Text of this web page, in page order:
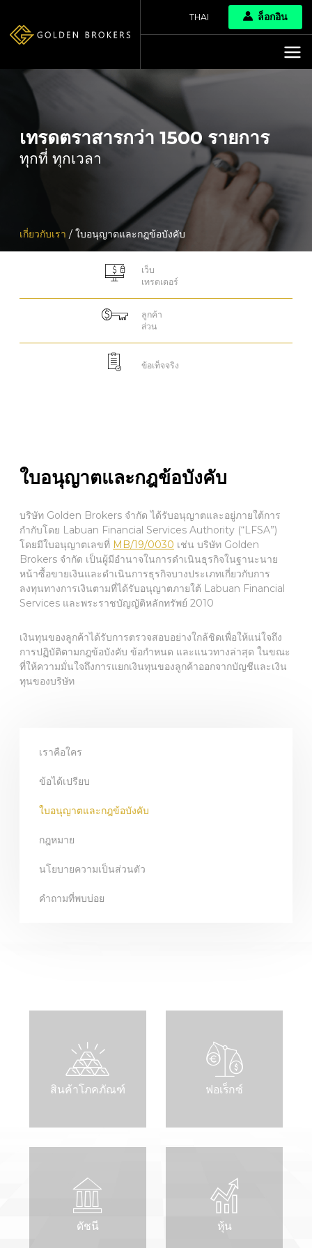
THAI ล็อกอิน
เทรดตราสารกว่า 1500 รายการ
ทุกที่ ทุกเวลา
เกี่ยวกับเรา / ใบอนุญาตและกฎข้อบังคับ
เว็บ
เทรดเดอร์
ลูกค้า
ส่วน
ข้อเท็จจริง
เราคือใคร
ข้อได้เปรียบ
ใบอนุญาตและกฎข้อบังคับ
กฎหมาย
นโยบายความเป็นส่วนตัว
คำถามที่พบบ่อย
ใบอนุญาตและกฎข้อบังคับ
บริษัท Golden Brokers จำกัด ได้รับอนุญาตและอยู่ภายใต้การ
กำกับโดย Labuan Financial Services Authority (“LFSA”)
โดยมีใบอนุญาตเลขที่ MB/19/0030 เช่น บริษัท Golden
Brokers จำกัด เป็นผู้มีอำนาจในการดำเนินธุรกิจในฐานะนาย
หน้าซื้อขายเงินและดำเนินการธุรกิจบางประเภทเกี่ยวกับการ
ลงทุนทางการเงินตามที่ได้รับอนุญาตภายใต้ Labuan Financial
Services และพระราชบัญญัติหลักทรัพย์ 2010
เงินทุนของลูกค้าได้รับการตรวจสอบอย่างใกล้ชิดเพื่อให้แน่ใจถึง
การปฏิบัติตามกฎข้อบังคับ ข้อกำหนด และแนวทางล่าสุด ในขณะ
ที่ให้ความมั่นใจถึงการแยกเงินทุนของลูกค้าออกจากบัญชีและเงิน
ทุนของบริษัท
สินค้าโภคภัณฑ์ ฟอเร็กซ์
ดัชนี หุ้น